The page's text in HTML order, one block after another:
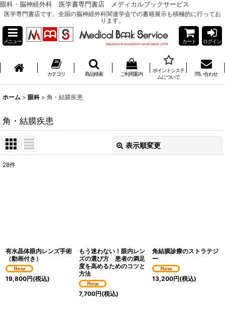
眼科・脳神経外科 医学書専門書店 メディカルブックサービス
医学専門書店です。全国の脳神経外科関連学会での書籍展示も積極的に行ってお
ります。
メニュー カート ログイン
カテゴリ 商品検索 ご利用案内
ポイントシステ
ムについて
問い合わせ
ホーム > 眼科 > 角・結膜疾患
角・結膜疾患
表示順変更
28件
有水晶体眼内レンズ手術
（動画付き）
19,800円(税込)
もう迷わない！眼内レン
ズの選び方 患者の満足
度を高めるためのコツと
方法
7,700円(税込)
角結膜診療のストラテジ
ー
13,200円(税込)